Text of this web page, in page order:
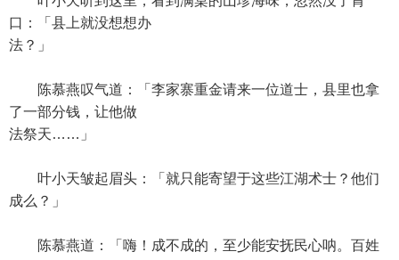
口：「县上就没想想办
法？」
陈慕燕叹气道：「李家寨重金请来一位道士，县里也拿
了一部分钱，让他做
法祭天……」
叶小天皱起眉头：「就只能寄望于这些江湖术士？他们
成么？」
陈慕燕道：「嗨！成不成的，至少能安抚民心呐。百姓